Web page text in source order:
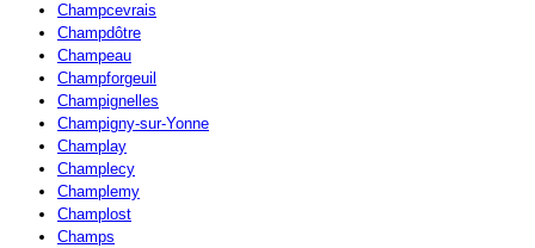
Champcevrais
Champdôtre
Champeau
Champforgeuil
Champignelles
Champigny-sur-Yonne
Champlay
Champlecy
Champlemy
Champlost
Champs